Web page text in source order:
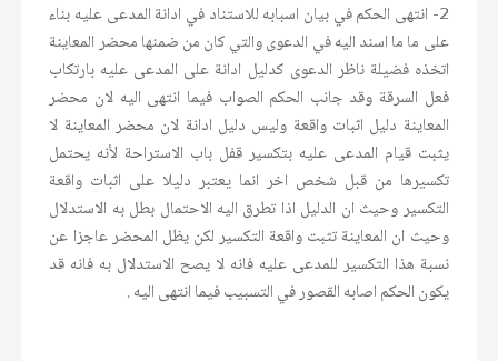
2- انتهى الحكم في بيان اسبابه للاستناد في ادانة المدعى عليه بناء
على ما ما اسند اليه في الدعوى والتي كان من ضمنها محضر المعاينة
اتخذه فضيلة ناظر الدعوى كدليل ادانة على المدعى عليه بارتكاب
فعل السرقة وقد جانب الحكم الصواب فيما انتهى اليه لان محضر
المعاينة دليل اثبات واقعة وليس دليل ادانة لان محضر المعاينة لا
يثبت قيام المدعى عليه بتكسير قفل باب الاستراحة لأنه يحتمل
تكسيرها من قبل شخص اخر انما يعتبر دليلا على اثبات واقعة
التكسير وحيث ان الدليل اذا تطرق اليه الاحتمال بطل به الاستدلال
وحيث ان المعاينة تثبت واقعة التكسير لكن يظل المحضر عاجزا عن
نسبة هذا التكسير للمدعى عليه فانه لا يصح الاستدلال به فانه قد
يكون الحكم اصابه القصور في التسبيب فيما انتهى اليه .